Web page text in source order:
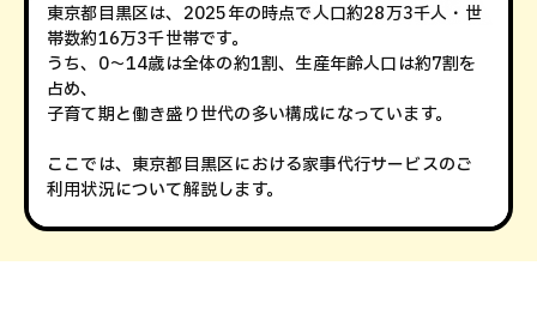
東京都目黒区は、2025年の時点で人口約28万3千人・世
帯数約16万3千世帯です。
うち、0～14歳は全体の約1割、生産年齢人口は約7割を
占め、
子育て期と働き盛り世代の多い構成になっています。
ここでは、東京都目黒区における家事代行サービスのご
利用状況について解説します。